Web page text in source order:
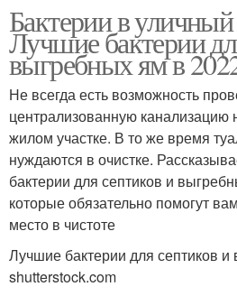
Бактерии в уличный
Лучшие бактерии
выгребных ям в
Не всегда есть возможность
централизованную канализацию
жилом участке. В то же время
нуждаются в очистке.
бактерии для септиков и
которые обязательно помогут
место в чистоте
Лучшие бактерии для септиков
shutterstock.com